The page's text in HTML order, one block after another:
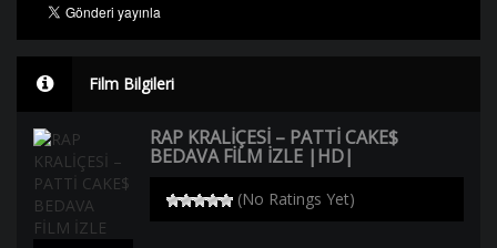
Film Bilgileri
RAP KRALİÇESİ – PATTİ CAKE$
BEDAVA FİLM İZLE |HD|
(No Ratings Yet)